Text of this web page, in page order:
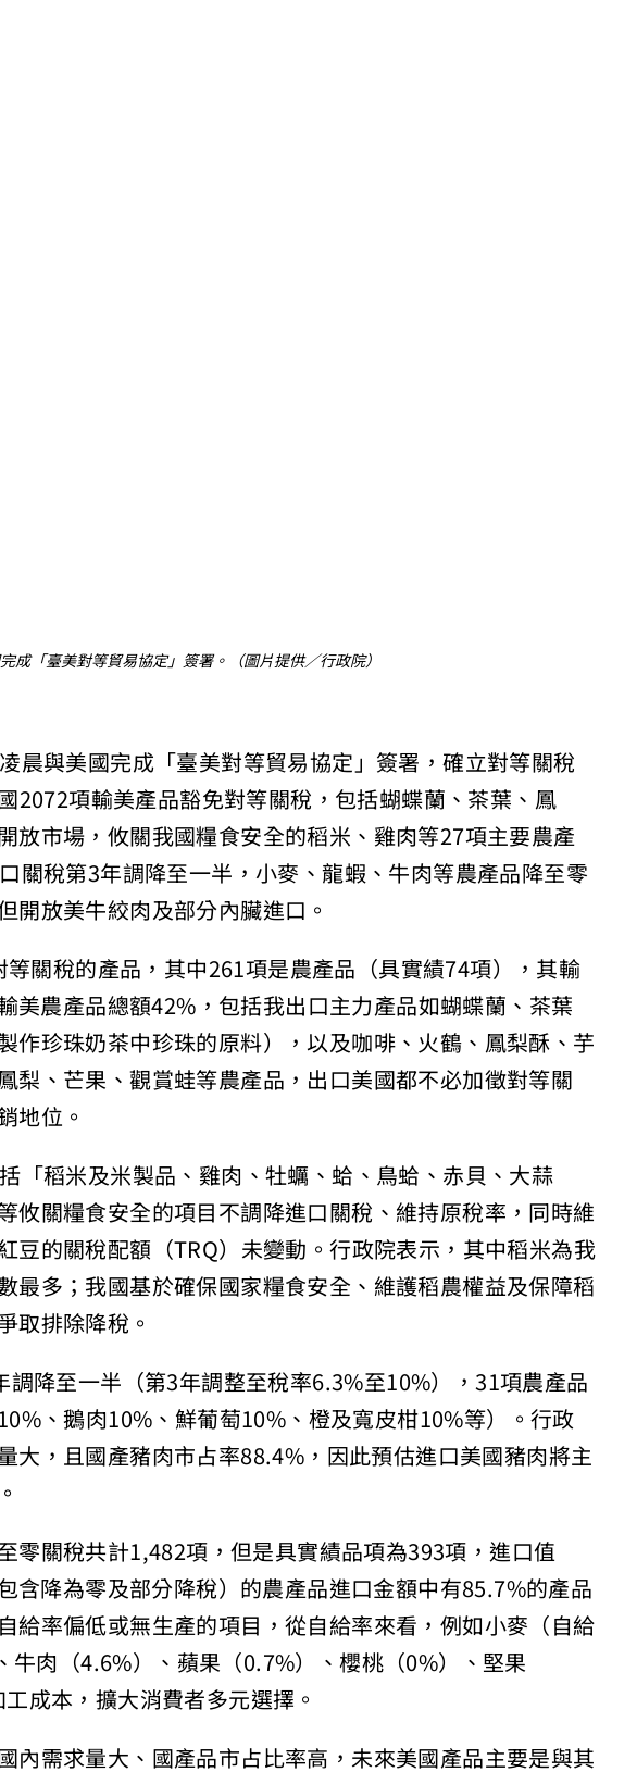
「臺美對等貿易協定」簽署。（圖片提供／行政院）
晨與美國完成「臺美對等貿易協定」簽署，確立對等關稅
2072項輸美產品豁免對等關稅，包括蝴蝶蘭、茶葉、鳳
放市場，攸關我國糧食安全的稻米、雞肉等27項主要農產
關稅第3年調降至一半，小麥、龍蝦、牛肉等農產品降至零
放美牛絞肉及部分內臟進口。
關稅的產品，其中261項是農產品（具實績74項），其輸
農產品總額42%，包括我出口主力產品如蝴蝶蘭、茶葉
作珍珠奶茶中珍珠的原料），以及咖啡、火鶴、鳳梨酥、芋
、芒果、觀賞蛙等農產品，出口美國都不必加徵對等關
位。
「稻米及米製品、雞肉、牡蠣、蛤、鳥蛤、赤貝、大蒜
攸關糧食安全的項目不調降進口關稅、維持原稅率，同時維
的關稅配額（TRQ）未變動。行政院表示，其中稻米為我
最多；我國基於確保國家糧食安全、維護稻農權益及保障稻
排除降稅。
降至一半（第3年調整至稅率6.3%至10%），31項農產品
、鵝肉10%、鮮葡萄10%、橙及寬皮柑10%等）。行政
大，且國產豬肉市占率88.4%，因此預估進口美國豬肉將主
零關稅共計1,482項，但是具實績品項為393項，進口值
含降為零及部分降稅）的農產品進口金額中有85.7%的產品
率偏低或無生產的項目，從自給率來看，例如小麥（自給
肉（4.6%）、蘋果（0.7%）、櫻桃（0%）、堅果
成本，擴大消費者多元選擇。
內需求量大、國產品市占比率高，未來美國產品主要是與其